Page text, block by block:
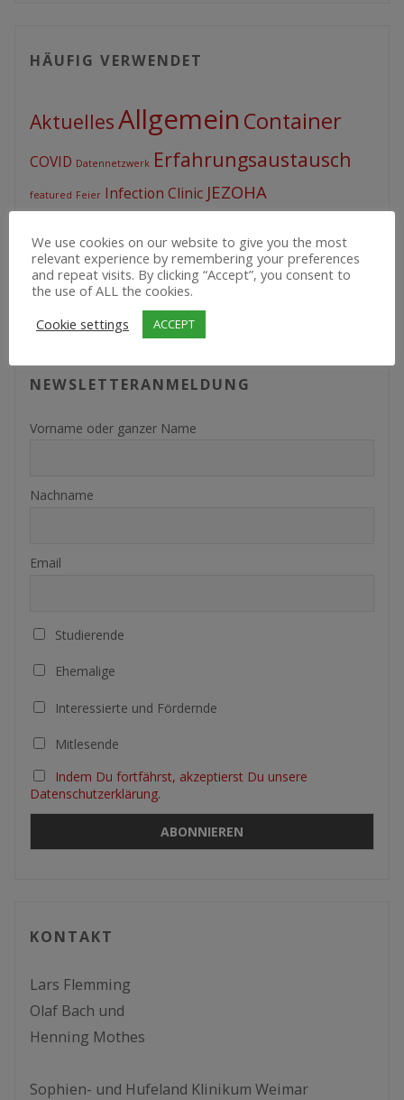
HÄUFIG VERWENDET
AktuellesAllgemein Container
COVID Datennetzwerk Erfahrungsaustausch
featured Feier Infection Clinic JEZOHA
Spenden Uncategorized Unfallchirurgie Urologie
Veranstaltungen
NEWSLETTERANMELDUNG
Vorname oder ganzer Name
Nachname
Email
Studierende
Ehemalige
Interessierte und Fördernde
Mitlesende
Indem Du fortfährst, akzeptierst Du unsere
Datenschutzerklärung.
KONTAKT
Lars Flemming
Olaf Bach und
Henning Mothes
Sophien- und Hufeland Klinikum Weimar
We use cookies on our website to give you the most
relevant experience by remembering your preferences
and repeat visits. By clicking “Accept”, you consent to
the use of ALL the cookies.
Cookie settings
ACCEPT